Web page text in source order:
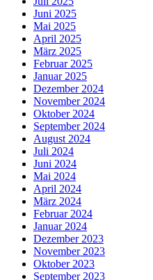
Juni 2025
Mai 2025
April 2025
März 2025
Februar 2025
Januar 2025
Dezember 2024
November 2024
Oktober 2024
September 2024
August 2024
Juli 2024
Juni 2024
Mai 2024
April 2024
März 2024
Februar 2024
Januar 2024
Dezember 2023
November 2023
Oktober 2023
September 2023